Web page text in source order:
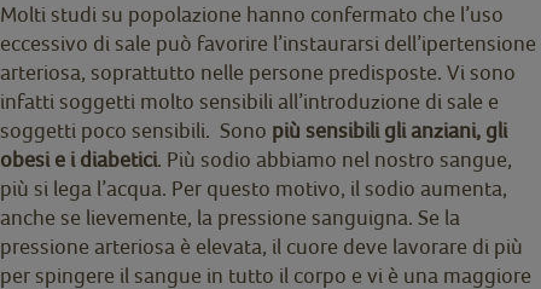
Molti studi su popolazione hanno confermato che l’uso
eccessivo di sale può favorire l’instaurarsi dell’ipertensione
arteriosa, soprattutto nelle persone predisposte. Vi sono
infatti soggetti molto sensibili all’introduzione di sale e
soggetti poco sensibili. Sono più sensibili gli anziani, gli
obesi e i diabetici. Più sodio abbiamo nel nostro sangue,
più si lega l’acqua. Per questo motivo, il sodio aumenta,
anche se lievemente, la pressione sanguigna. Se la
pressione arteriosa è elevata, il cuore deve lavorare di più
per spingere il sangue in tutto il corpo e vi è una maggiore